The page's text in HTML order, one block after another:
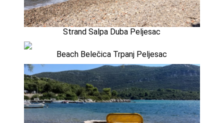
Strand Salpa Duba Peljesac
Beach Belečica Trpanj Peljesac